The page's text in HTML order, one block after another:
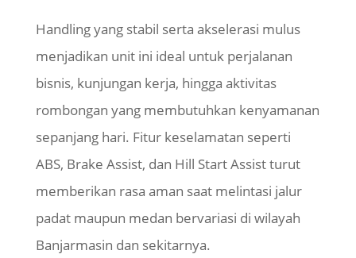
Handling yang stabil serta akselerasi mulus
menjadikan unit ini ideal untuk perjalanan
bisnis, kunjungan kerja, hingga aktivitas
rombongan yang membutuhkan kenyamanan
sepanjang hari. Fitur keselamatan seperti
ABS, Brake Assist, dan Hill Start Assist turut
memberikan rasa aman saat melintasi jalur
padat maupun medan bervariasi di wilayah
Banjarmasin dan sekitarnya.